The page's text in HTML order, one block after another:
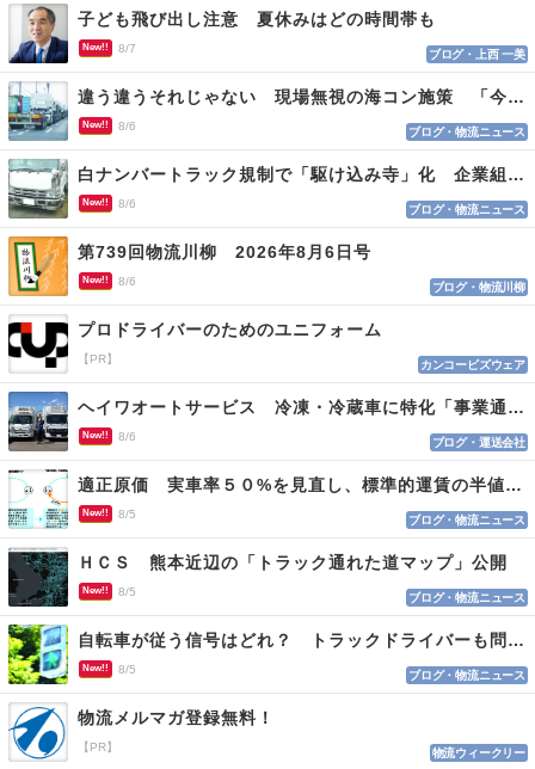
子ども飛び出し注意 夏休みはどの時間帯も
New!! 8/7 ブログ・上西 一美
違う違うそれじゃない 現場無視の海コン施策 「今でも平均２～３時間は待つ」
New!! 8/6 ブログ・物流ニュース
白ナンバートラック規制で「駆け込み寺」化 企業組合が入会基準を見直しへ
New!! 8/6 ブログ・物流ニュース
第739回物流川柳 2026年8月6日号
New!! 8/6 ブログ・物流川柳
プロドライバーのためのユニフォーム
【PR】 カンコービズウェア
ヘイワオートサービス 冷凍・冷蔵車に特化「事業通じ貢献目指す」
New!! 8/6 ブログ・運送会社
適正原価 実車率５０%を見直し、標準的運賃の半値の恐れも
New!! 8/5 ブログ・物流ニュース
ＨＣＳ 熊本近辺の「トラック通れた道マップ」公開
New!! 8/5 ブログ・物流ニュース
自転車が従う信号はどれ？ トラックドライバーも問われる認識
New!! 8/5 ブログ・物流ニュース
物流メルマガ登録無料！
【PR】 物流ウィークリー